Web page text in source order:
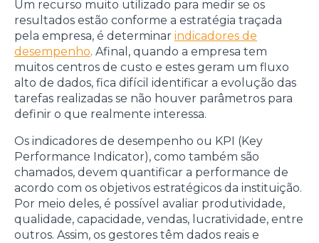
Um recurso muito utilizado para medir se os
resultados estão conforme a estratégia traçada
pela empresa, é determinar indicadores de
desempenho. Afinal, quando a empresa tem
muitos centros de custo e estes geram um fluxo
alto de dados, fica difícil identificar a evolução das
tarefas realizadas se não houver parâmetros para
definir o que realmente interessa.
Os indicadores de desempenho ou KPI (Key
Performance Indicator), como também são
chamados, devem quantificar a performance de
acordo com os objetivos estratégicos da instituição.
Por meio deles, é possível avaliar produtividade,
qualidade, capacidade, vendas, lucratividade, entre
outros. Assim, os gestores têm dados reais e